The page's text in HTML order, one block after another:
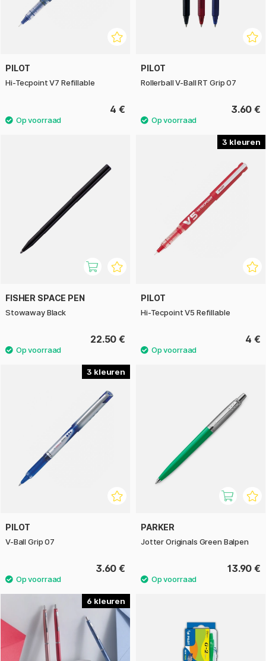
PILOT
Hi-Tecpoint V7 Refillable
4 €
PILOT
Rollerball V-Ball RT Grip 07
3.60 €
FISHER SPACE PEN
Stowaway Black
22.50 €
3
PILOT
Hi-Tecpoint V5 Refillable
4 €
3
PILOT
V-Ball Grip 07
3.60 €
PARKER
Jotter Originals Green Balpen
13.90 €
6